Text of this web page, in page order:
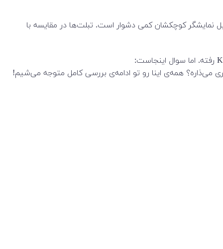
نمایشگر کوچکشان کمی دشوار است. تبلت‌ها در مقایسه با
باتری می‌ذاره؟ همه‌ی اینا رو تو ادامه‌ی بررسی کامل متوجه می‌شیم!